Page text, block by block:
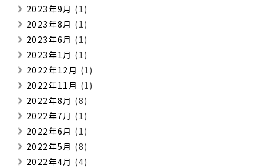
2023年9月 (1)
2023年8月 (1)
2023年6月 (1)
2023年1月 (1)
2022年12月 (1)
2022年11月 (1)
2022年8月 (8)
2022年7月 (1)
2022年6月 (1)
2022年5月 (8)
2022年4月 (4)